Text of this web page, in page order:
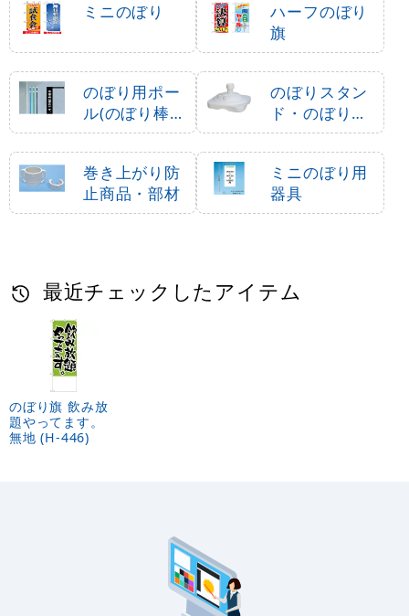
ミニのぼり
ハーフのぼり
旗
のぼり用ポー
ル(のぼり棒・
竿)
のぼりスタン
ド・のぼり立
て台
巻き上がり防
止商品・部材
ミニのぼり用
器具
最近チェックしたアイテム
のぼり旗 飲み放
題やってます。
無地 (H-446)